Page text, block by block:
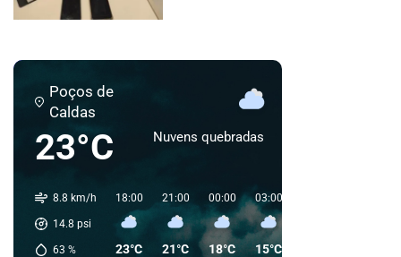
Poços de
Caldas
23°C Nuvens quebradas
8.8 km/h
14.8 psi
63 %
18:00
23°C
21:00
21°C
00:00
18°C
03:00
15°C